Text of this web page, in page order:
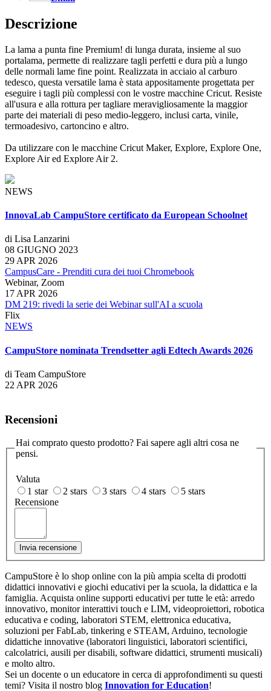
Descrizione
La lama a punta fine Premium! di lunga durata, insieme al suo
portalama, permette di realizzare tagli perfetti e dura più a lungo
delle normali lame fine point. Realizzata in acciaio al carburo
tedesco, questa versatile lama è stata appositamente progettata per
eseguire i tagli più complessi con le vostre macchine Cricut. Resiste
all'usura e alla rottura per tagliare meravigliosamente la maggior
parte dei materiali di peso medio-leggero, inclusi carta, vinile,
termoadesivo, cartoncino e altro.
Da utilizzare con le macchine Cricut Maker, Explore, Explore One,
Explore Air ed Explore Air 2.
NEWS
InnovaLab CampuStore certificato da European Schoolnet
di Lisa Lanzarini
08 GIUGNO 2023
29 APR 2026
CampusCare - Prenditi cura dei tuoi Chromebook
Webinar, Zoom
17 APR 2026
DM 219: rivedi la serie dei Webinar sull'AI a scuola
Flix
NEWS
CampuStore nominata Trendsetter agli Edtech Awards 2026
di Team CampuStore
22 APR 2026
Recensioni
Hai comprato questo prodotto? Fai sapere agli altri cosa ne
pensi.
Valuta
1 star
2 stars 3 stars 4 stars
5 stars
Recensione
Invia recensione
CampuStore è lo shop online con la più ampia scelta di prodotti
didattici innovativi e giochi educativi per la scuola, la didattica e la
famiglia. Acquista online supporti educativi per tutte le età: arredo
innovativo, monitor interattivi touch e LIM, videoproiettori, robotica
educativa e coding, laboratori STEM, elettronica educativa,
soluzioni per FabLab, tinkering e STEAM, Arduino, tecnologie
didattiche innovative (laboratori linguistici, laboratori scientifici,
calcolatrici, ausili per disabili, software didattici, strumenti musicali)
e molto altro.
Sei un docente o un educatore in cerca di approfondimenti su questi
temi? Visita il nostro blog Innovation for Education!